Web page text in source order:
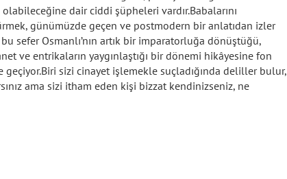
dair ciddi şüpheleri vardır.Babalarını
günümüzde geçen ve postmodern bir anlatıdan izler
sefer Osmanlı’nın artık bir imparatorluğa dönüştüğü,
ve entrikaların yaygınlaştığı bir dönemi hikâyesine fon
sizi cinayet işlemekle suçladığında deliller bulur,
ama sizi itham eden kişi bizzat kendinizseniz, ne